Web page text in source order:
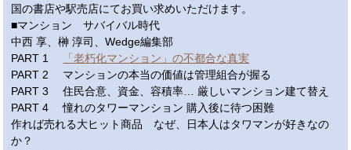
国の書店や駅売店にてお買い求めいただけます。
■マンション サバイバル時代
中西 享、榊 淳司、Wedge編集部
PART 1
「老朽化マンション」の不都合な真実
PART 2 マンションの本当の価値は管理組合が握る
PART 3 住民合意、資金、容積率… 厳しいマンション建て替え
PART 4 憧れのタワーマンション 購入後に待つ困難
作れば売れる大ヒット商品 なぜ、日本人はタワマンが好きなの
か？